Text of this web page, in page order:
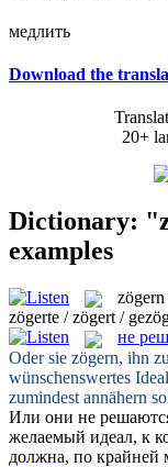
медлить
Download the
20+
Dictionary:
examples
zögern
zögerte / zögert /
не
Oder sie zögern, ihn
wünschenswertes
zumindest annähern
Или они не
желаемый идеал, к
должна, по крайней